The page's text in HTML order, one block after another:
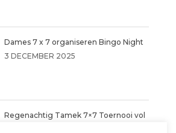
Dames 7 x 7 organiseren Bingo Night
3 DECEMBER 2025
Regenachtig Tamek 7×7 Toernooi vol